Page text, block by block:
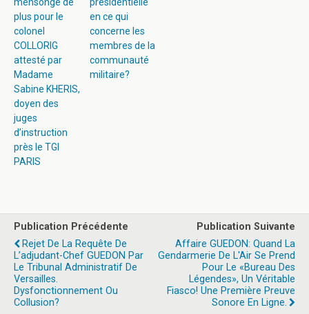
plus pour le
colonel
COLLORIG
attesté par
Madame
Sabine KHERIS,
doyen des
juges
d’instruction
près le TGI
PARIS
en ce qui
concerne les
membres de la
communauté
militaire?
Publication Précédente
Rejet De La Requête De
L’adjudant-Chef GUEDON Par
Le Tribunal Administratif De
Versailles.
Dysfonctionnement Ou
Collusion?
Publication Suivante
Affaire GUEDON: Quand La
Gendarmerie De L'Air Se Prend
Pour Le «bureau Des
Légendes», Un Véritable
Fiasco! Une Première Preuve
Sonore En Ligne.